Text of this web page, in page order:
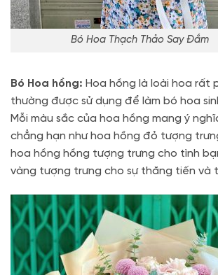
Bó Hoa Thạch Thảo Say Đắm
Bó Hoa hồng: Hoa hồng là loài hoa rất
thường được sử dụng để làm bó hoa
Mỗi màu sắc của hoa hồng mang ý
chẳng hạn như hoa hồng đỏ tượng
hoa hồng hồng tượng trưng cho tình
vàng tượng trưng cho sự thăng tiến và